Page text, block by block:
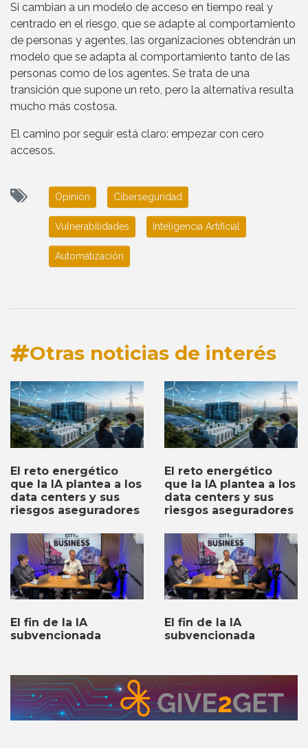
Si cambian a un modelo de acceso en tiempo real y
centrado en el riesgo, que se adapte al comportamiento
de personas y agentes, las organizaciones obtendrán un
modelo que se adapta al comportamiento tanto de las
personas como de los agentes. Se trata de una
transición que supone un reto, pero la alternativa resulta
mucho más costosa.
El camino por seguir está claro: empezar con cero
accesos.
Opinión Ciberseguridad
Vulnerabilidades Inteligencia Artificial
Automatización
Otras noticias de interés
El reto energético
que la IA plantea a los
data centers y sus
riesgos aseguradores
El reto energético
que la IA plantea a los
data centers y sus
riesgos aseguradores
El fin de la IA
subvencionada
El fin de la IA
subvencionada